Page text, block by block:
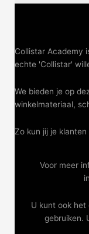
Collistar Academy
echte 'Collistar'
We bieden je op
winkelmateriaal,
Zo kun jij je
Voor meer
U kunt ook
gebruiken.